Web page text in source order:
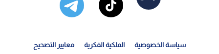
سياسة الخصوصية الملكية الفكرية معايير التصحيح